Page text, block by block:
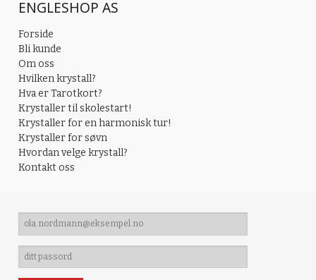
ENGLESHOP AS
Forside
Bli kunde
Om oss
Hvilken krystall?
Hva er Tarotkort?
Krystaller til skolestart!
Krystaller for en harmonisk tur!
Krystaller for søvn
Hvordan velge krystall?
Kontakt oss